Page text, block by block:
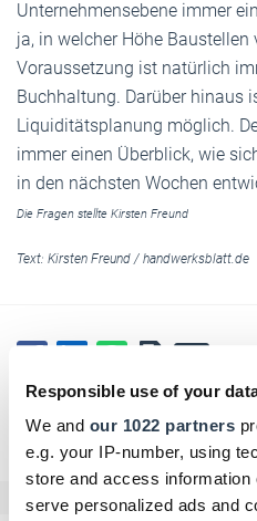
Responsible use of your
We and our 1022 partners
e.g. your IP-number, using
store and access
serve personalized ads and
Unternehmensebene immer
ja, in welcher Höhe Baustellen
Voraussetzung ist natürlich
Buchhaltung. Darüber hinaus
Liquiditätsplanung möglich.
immer einen Überblick, wie
in den ­nächsten Wochen
Die Fragen stellte Kirsten Freund
Text: Kirsten Freund / handwerksblatt.de
Zurück zur